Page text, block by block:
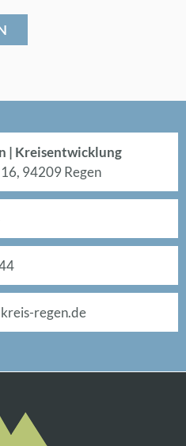
| Kreis­ent­wick­lung
94209 Re­gen
re­gen.de